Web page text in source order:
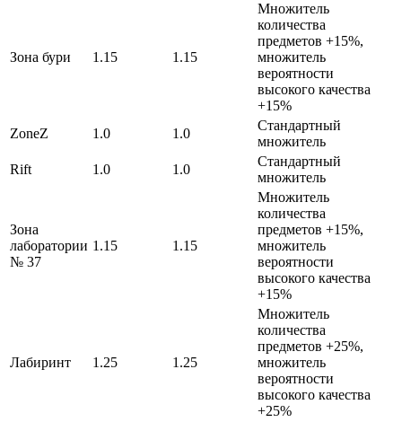
Зона бури 1.15 1.15
Множитель
количества
предметов +15%,
множитель
вероятности
высокого качества
+15%
ZoneZ
1.0 1.0
Стандартный
множитель
Rift
1.0 1.0
Стандартный
множитель
Зона
лаборатории
№ 37
1.15 1.15
Множитель
количества
предметов +15%,
множитель
вероятности
высокого качества
+15%
Лабиринт 1.25 1.25
Множитель
количества
предметов +25%,
множитель
вероятности
высокого качества
+25%